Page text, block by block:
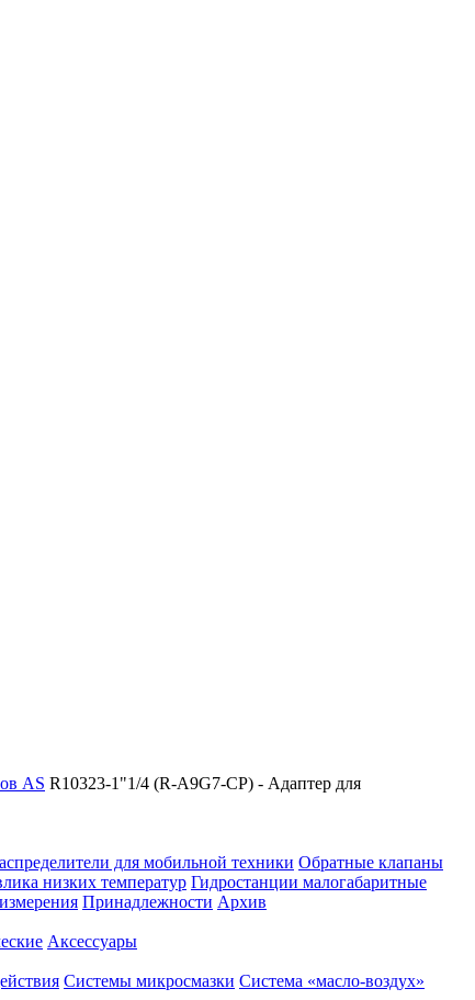
AS R10323-1"1/4 (R-A9G7-CP) - Адаптер для
для мобильной техники Обратные клапаны
низких температур Гидростанции малогабаритные
Принадлежности Архив
Аксессуары
Системы микросмазки Система «масло-воздух»